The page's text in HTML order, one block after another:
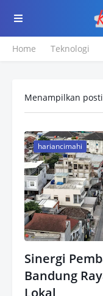
Home Teknologi
Menampilkan
hariancimahi
Sinergi
Bandung
Lokal